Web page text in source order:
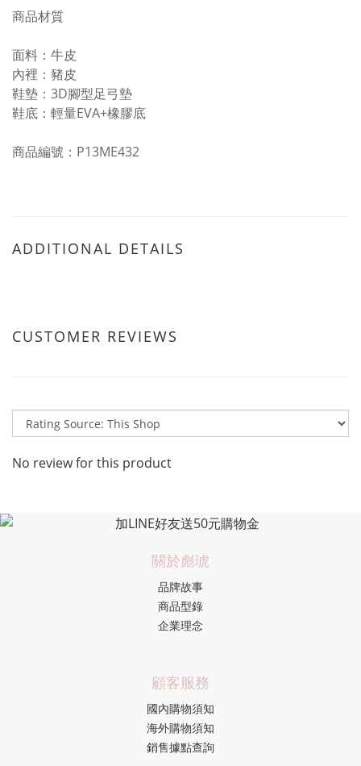
商品材質
面料：牛皮
內裡：豬皮
鞋墊：3D腳型足弓墊
鞋底：輕量EVA+橡膠底
商品編號：P13ME432
ADDITIONAL DETAILS
CUSTOMER REVIEWS
No review for this product
關於彪琥
品牌故事
商品型錄
企業理念
顧客服務
國內購物須知
海外購物須知
銷售據點查詢